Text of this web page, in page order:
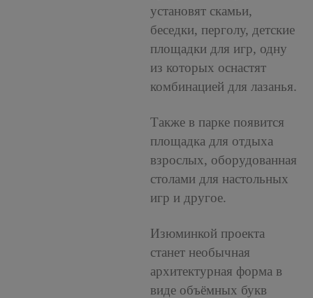
установят скамьи,
беседки, перголу, детские
площадки для игр, одну
из которых оснастят
комбинацией для лазанья.
Также в парке появится
площадка для отдыха
взрослых, оборудованная
столами для настольных
игр и другое.
Изюминкой проекта
станет необычная
архитектурная форма в
виде объёмных букв